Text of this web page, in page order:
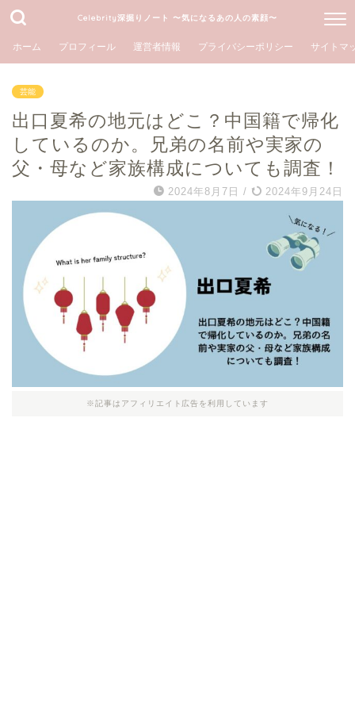
Celebrity深掘りノート 〜気になるあの人の素顔〜
ホーム プロフィール 運営者情報 プライバシーポリシー サイトマ
芸能
出口夏希の地元はどこ？中国籍で帰化
しているのか。兄弟の名前や実家の
父・母など家族構成についても調査！
2024年8月7日 / 2024年9月24日
※記事はアフィリエイト広告を利用しています